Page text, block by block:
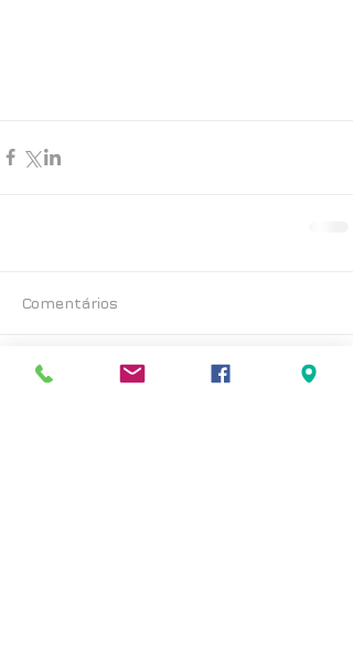
Comentários
Escreva um comentário